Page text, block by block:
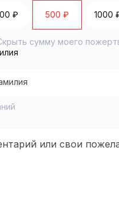
₽ 500 ₽ 1000
сумму моего